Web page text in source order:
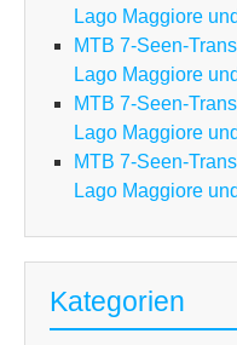
Lago Maggiore
MTB 7-Seen-
Lago Maggiore
MTB 7-Seen-
Lago Maggiore
MTB 7-Seen-
Lago Maggiore
Kategorien